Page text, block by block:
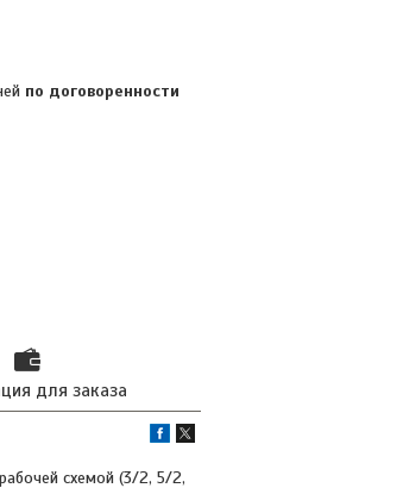
по договоренности
для заказа
схемой (3/2, 5/2,